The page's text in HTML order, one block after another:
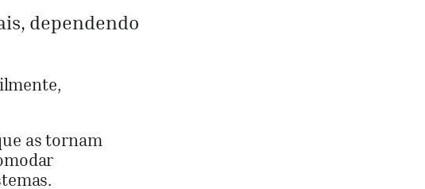
dependendo
as tornam